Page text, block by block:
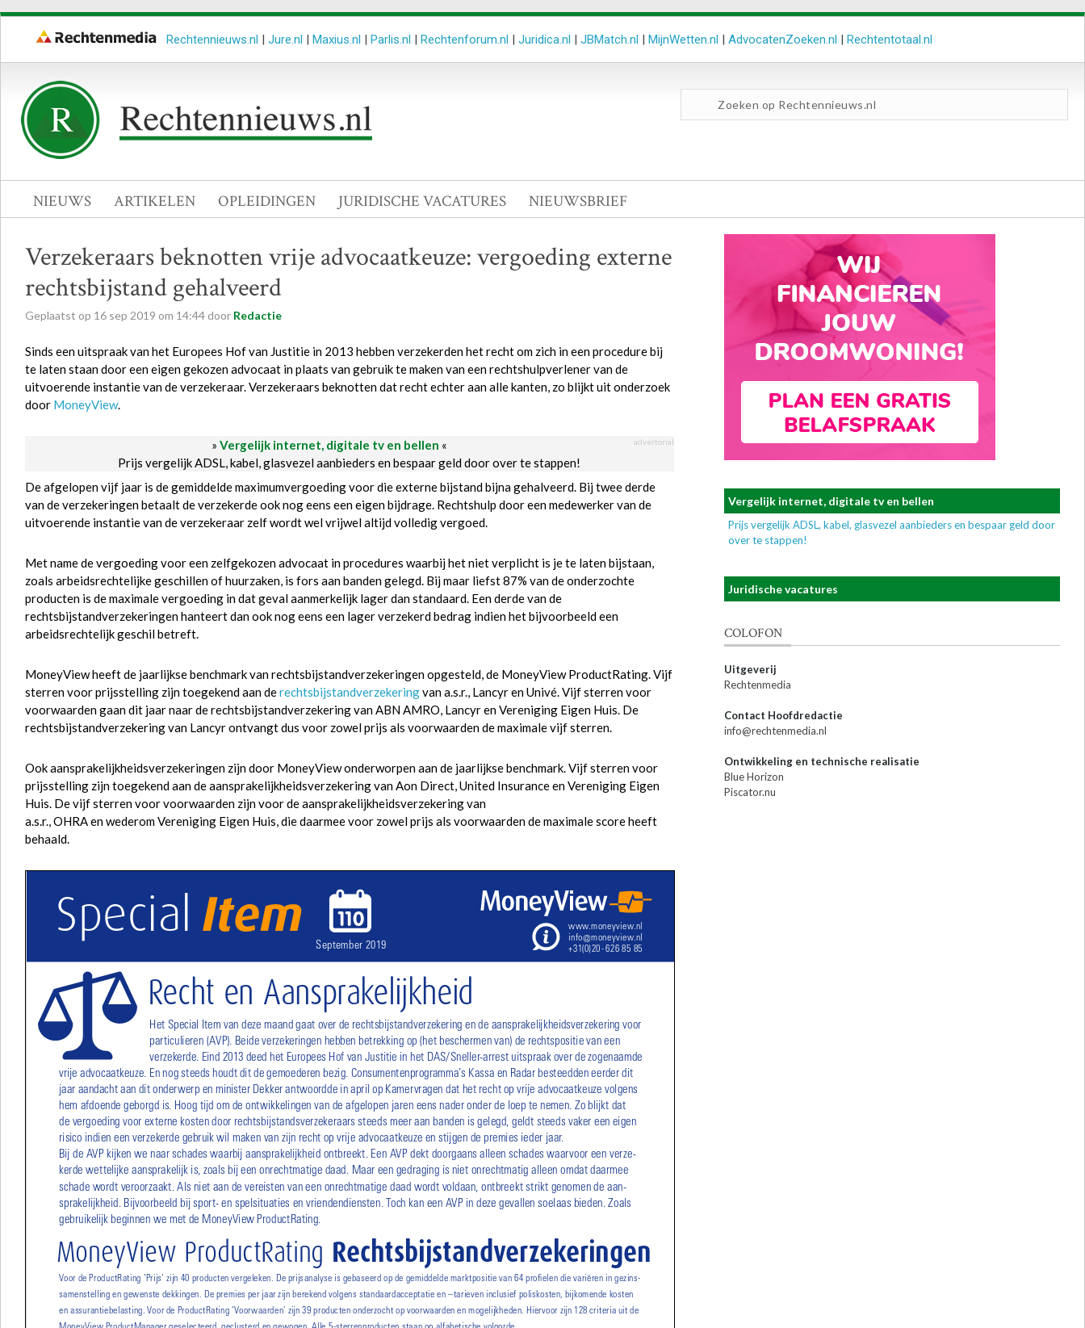
Rechtennieuws.nl | Jure.nl | Maxius.nl | Parlis.nl | Rechtenforum.nl | Juridica.nl | JBMatch.nl | MijnWetten.nl | AdvocatenZoeken.nl | Rechtentotaal.nl
NIEUWS ARTIKELEN OPLEIDINGEN JURIDISCHE VACATURES NIEUWSBRIEF
Verzekeraars beknotten vrije advocaatkeuze: vergoeding externe
rechtsbijstand gehalveerd
Geplaatst op 16 sep 2019 om 14:44 door Redactie
Sinds een uitspraak van het Europees Hof van Justitie in 2013 hebben verzekerden het recht om zich in een procedure bij
te laten staan door een eigen gekozen advocaat in plaats van gebruik te maken van een rechtshulpverlener van de
uitvoerende instantie van de verzekeraar. Verzekeraars beknotten dat recht echter aan alle kanten, zo blijkt uit onderzoek
door MoneyView.
» Vergelijk internet, digitale tv en bellen « advertorial
Prijs vergelijk ADSL, kabel, glasvezel aanbieders en bespaar geld door over te stappen!
De afgelopen vijf jaar is de gemiddelde maximumvergoeding voor die externe bijstand bijna gehalveerd. Bij twee derde
van de verzekeringen betaalt de verzekerde ook nog eens een eigen bijdrage. Rechtshulp door een medewerker van de
uitvoerende instantie van de verzekeraar zelf wordt wel vrijwel altijd volledig vergoed.
Met name de vergoeding voor een zelfgekozen advocaat in procedures waarbij het niet verplicht is je te laten bijstaan,
zoals arbeidsrechtelijke geschillen of huurzaken, is fors aan banden gelegd. Bij maar liefst 87% van de onderzochte
producten is de maximale vergoeding in dat geval aanmerkelijk lager dan standaard. Een derde van de
rechtsbijstandverzekeringen hanteert dan ook nog eens een lager verzekerd bedrag indien het bijvoorbeeld een
arbeidsrechtelijk geschil betreft.
MoneyView heeft de jaarlijkse benchmark van rechtsbijstandverzekeringen opgesteld, de MoneyView ProductRating. Vijf
sterren voor prijsstelling zijn toegekend aan derechtsbijstandverzekeringvan a.s.r., Lancyr en Univé. Vijf sterren voor
voorwaarden gaan dit jaar naar de rechtsbijstandverzekering van ABN AMRO, Lancyr en Vereniging Eigen Huis. De
rechtsbijstandverzekering van Lancyr ontvangt dus voor zowel prijs als voorwaarden de maximale vijf sterren.
Ook aansprakelijkheidsverzekeringen zijn door MoneyView onderworpen aan de jaarlijkse benchmark. Vijf sterren voor
prijsstelling zijn toegekend aan de aansprakelijkheidsverzekering van Aon Direct, United Insurance en Vereniging Eigen
Huis. De vijf sterren voor voorwaarden zijn voor de aansprakelijkheidsverzekering van
a.s.r., OHRA en wederom Vereniging Eigen Huis, die daarmee voor zowel prijs als voorwaarden de maximale score heeft
behaald.
Vergelijk internet, digitale tv en bellen
Prijs vergelijk ADSL, kabel, glasvezel aanbieders en bespaar geld door
over te stappen!
Juridische vacatures
COLOFON
Uitgeverij
Rechtenmedia
Contact Hoofdredactie
info@rechtenmedia.nl
Ontwikkeling en technische realisatie
Blue Horizon
Piscator.nu